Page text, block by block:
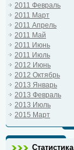
2011 Февраль
2011 Март
2011 Апрель
2011 Май
2011 Июнь
2011 Июль
2012 Июнь
2012 Октябрь
2013 Январь
2013 Февраль
2013 Июль
2015 Март
Статистика